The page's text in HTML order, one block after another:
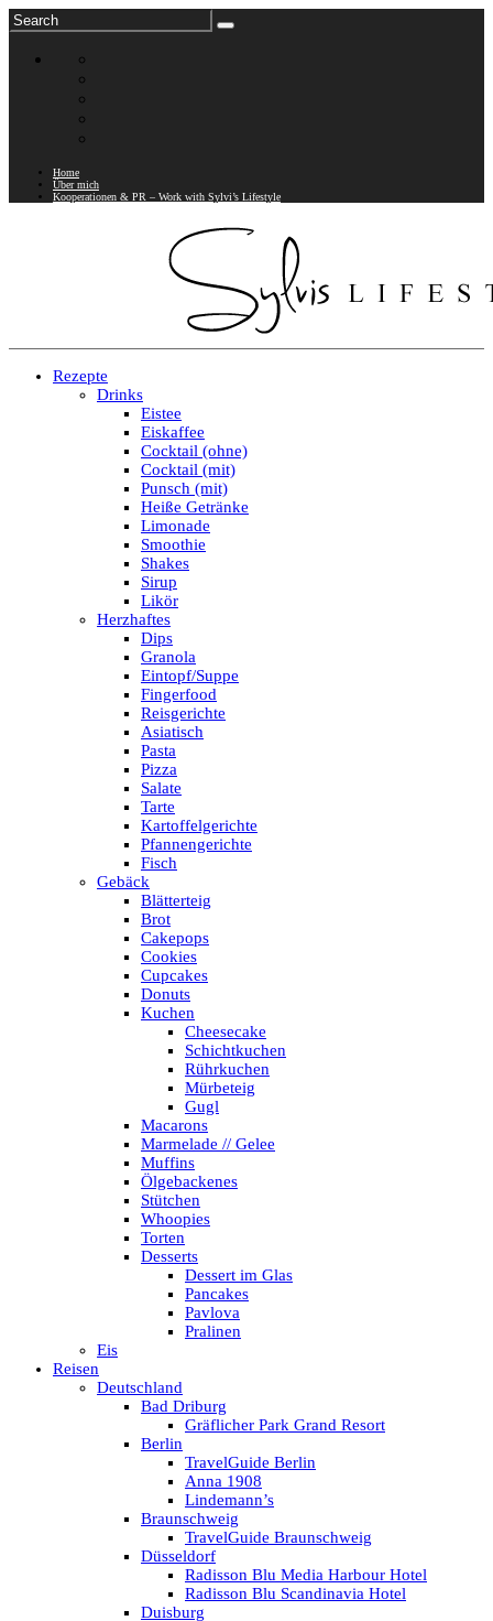
Home
Über mich
Kooperationen & PR – Work with Sylvi’s Lifestyle
Rezepte
Drinks
Eistee
Eiskaffee
Cocktail (ohne)
Cocktail (mit)
Punsch (mit)
Heiße Getränke
Limonade
Smoothie
Shakes
Sirup
Likör
Herzhaftes
Dips
Granola
Eintopf/Suppe
Fingerfood
Reisgerichte
Asiatisch
Pasta
Pizza
Salate
Tarte
Kartoffelgerichte
Pfannengerichte
Fisch
Gebäck
Blätterteig
Brot
Cakepops
Cookies
Cupcakes
Donuts
Kuchen
Cheesecake
Schichtkuchen
Rührkuchen
Mürbeteig
Gugl
Macarons
Marmelade // Gelee
Muffins
Ölgebackenes
Stütchen
Whoopies
Torten
Desserts
Dessert im Glas
Pancakes
Pavlova
Pralinen
Eis
Reisen
Deutschland
Bad Driburg
Gräflicher Park Grand Resort
Berlin
TravelGuide Berlin
Anna 1908
Lindemann’s
Braunschweig
TravelGuide Braunschweig
Düsseldorf
Radisson Blu Media Harbour Hotel
Radisson Blu Scandinavia Hotel
Duisburg